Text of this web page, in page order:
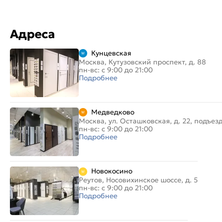
Адреса
Кунцевская
Москва, Кутузовский проспект, д. 88
пн-вс: с 9:00 до 21:00
Подробнее
Медведково
Москва, ул. Осташковская, д. 22,
пн-вс: с 9:00 до 21:00
Подробнее
Новокосино
Реутов, Носовихинское шоссе, д. 5
пн-вс: с 9:00 до 21:00
Подробнее